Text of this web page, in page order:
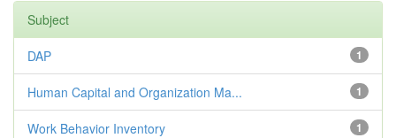
Subject
1
DAP
1
Human Capital and Organization Ma...
1
Work Behavior Inventory